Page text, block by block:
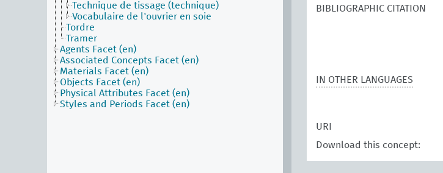
Technique de tissage (technique)
Vocabulaire de l'ouvrier en soie
Tordre
Tramer
Agents Facet (en)
Associated Concepts Facet (en)
Materials Facet (en)
Objects Facet (en)
Physical Attributes Facet (en)
Styles and Periods Facet (en)
BIBLIOGRAPHIC CITATION
IN OTHER LANGUAGES
URI
Download this concept: